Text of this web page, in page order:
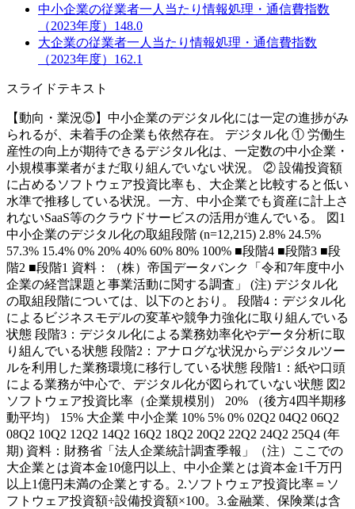
中小企業の従業者一人当たり情報処理・通信費指数
（2023年度） 148.0
大企業の従業者一人当たり情報処理・通信費指数
（2023年度） 162.1
スライドテキスト
【動向・業況⑤】中小企業のデジタル化には一定の進捗がみ
られるが、未着手の企業も依然存在。 デジタル化 ① 労働生
産性の向上が期待できるデジタル化は、一定数の中小企業・
小規模事業者がまだ取り組んでいない状況。 ② 設備投資額
に占めるソフトウェア投資比率も、大企業と比較すると低い
水準で推移している状況。一方、中小企業でも資産に計上さ
れないSaaS等のクラウドサービスの活用が進んでいる。 図1
中小企業のデジタル化の取組段階 (n=12,215) 2.8% 24.5%
57.3% 15.4% 0% 20% 40% 60% 80% 100% ■段階4 ■段階3 ■段
階2 ■段階1 資料：（株）帝国データバンク「令和7年度中小
企業の経営課題と事業活動に関する調査」 (注) デジタル化
の取組段階については、以下のとおり。 段階4：デジタル化
によるビジネスモデルの変革や競争力強化に取り組んでいる
状態 段階3：デジタル化による業務効率化やデータ分析に取
り組んでいる状態 段階2：アナログな状況からデジタルツー
ルを利用した業務環境に移行している状態 段階1：紙や口頭
による業務が中心で、デジタル化が図られていない状態 図2
ソフトウェア投資比率（企業規模別） 20% （後方4四半期移
動平均） 15% 大企業 中小企業 10% 5% 0% 02Q2 04Q2 06Q2
08Q2 10Q2 12Q2 14Q2 16Q2 18Q2 20Q2 22Q2 24Q2 25Q4 (年
期) 資料：財務省「法人企業統計調査季報」（注）ここでの
大企業とは資本金10億円以上、中小企業とは資本金1千万円
以上1億円未満の企業とする。2.ソフトウェア投資比率＝ソ
フトウェア投資額÷設備投資額×100。3.金融業、保険業は含